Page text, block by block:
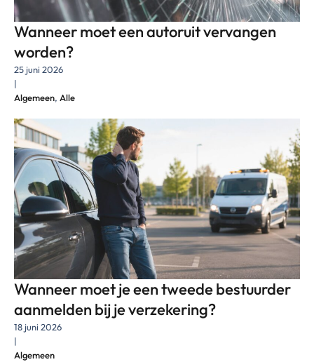
Wanneer moet een autoruit vervangen
worden?
25 juni 2026
|
Algemeen, Alle
Wanneer moet je een tweede bestuurder
aanmelden bij je verzekering?
18 juni 2026
|
Algemeen